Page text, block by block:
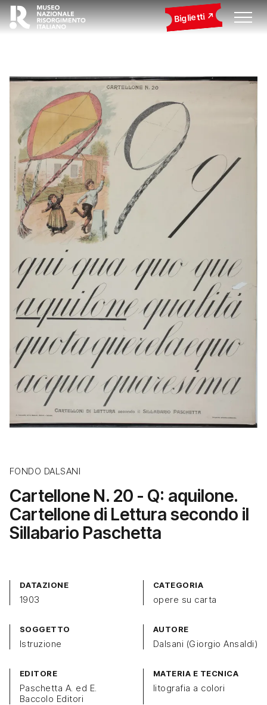
Biglietti
FONDO DALSANI
Cartellone N. 20 - Q: aquilone.
Cartellone di Lettura secondo il
Sillabario Paschetta
DATAZIONE
1903
CATEGORIA
opere su carta
SOGGETTO
Istruzione
AUTORE
Dalsani (Giorgio Ansaldi)
EDITORE
Paschetta A. ed E.
Baccolo Editori
MATERIA E TECNICA
litografia a colori